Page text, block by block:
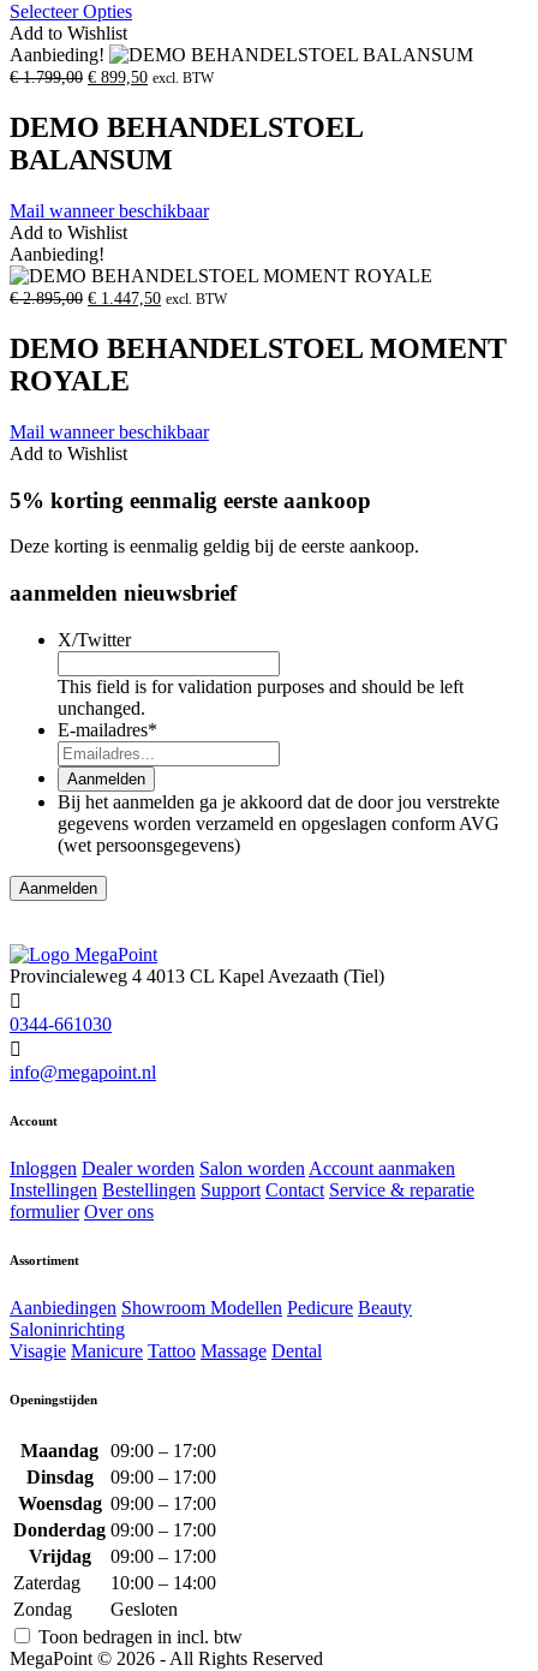
Selecteer Opties
Add to Wishlist
Product
openen
Aanbieding!
€1.799,00 Oorspronkelijke
€
1.799,00.
€ 899,50Huidige
€
899,50.
excl. BTW
DEMO BEHANDELSTOEL
BALANSUM
Mail wanneer beschikbaar
Add to Wishlist
Product
openen
Aanbieding!
€2.895,00 Oorspronkelijke
€
2.895,00.
€ 1.447,50Huidige
€
excl. BTW
DEMO BEHANDELSTOEL MOMENT
ROYALE
Mail wanneer beschikbaar
Add to Wishlist
5% korting eenmalig eerste aankoop
Deze korting is eenmalig geldig bij de eerste aankoop.
aanmelden nieuwsbrief
X/Twitter
This field is for validation purposes and should be left
unchanged.
E-mailadres*
Aanmelden
Bij het aanmelden ga je akkoord dat de door jou verstrekte
gegevens worden verzameld en opgeslagen conform AVG
(wet persoonsgegevens)
Provincialeweg 4 4013 CL Kapel Avezaath (Tiel)
0344-661030
info@megapoint.nl
Account
Inloggen Dealer worden Salon worden Account aanmaken
Instellingen Bestellingen Support Contact Service & reparatie
formulier Over ons
Assortiment
Aanbiedingen Showroom Modellen Pedicure Beauty
Saloninrichting
Visagie Manicure Tattoo Massage Dental
Openingstijden
Maandag 09:00 – 17:00
Dinsdag
09:00 – 17:00
Woensdag 09:00 – 17:00
Donderdag 09:00 – 17:00
Vrijdag
09:00 – 17:00
Zaterdag
10:00 – 14:00
Zondag
Gesloten
Toon bedragen in incl. btw
MegaPoint © 2026 - All Rights Reserved